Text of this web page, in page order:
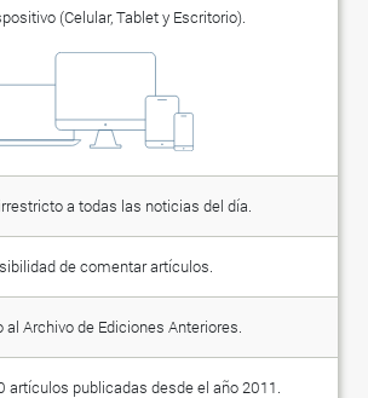
(Celular, Tablet y Escritorio).
a todas las noticias del día.
de comentar artículos.
al Archivo de Ediciones Anteriores.
artículos publicadas desde el año 2011.